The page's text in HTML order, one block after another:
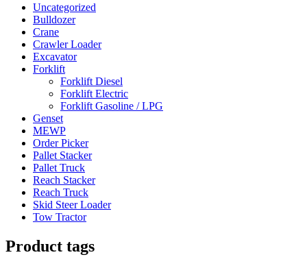
Uncategorized
Bulldozer
Crane
Crawler Loader
Excavator
Forklift
Forklift Diesel
Forklift Electric
Forklift Gasoline / LPG
Genset
MEWP
Order Picker
Pallet Stacker
Pallet Truck
Reach Stacker
Reach Truck
Skid Steer Loader
Tow Tractor
Product tags